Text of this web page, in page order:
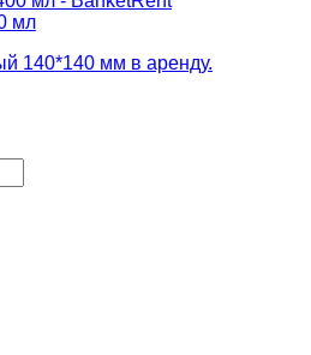
мл
140*140 мм в аренду.